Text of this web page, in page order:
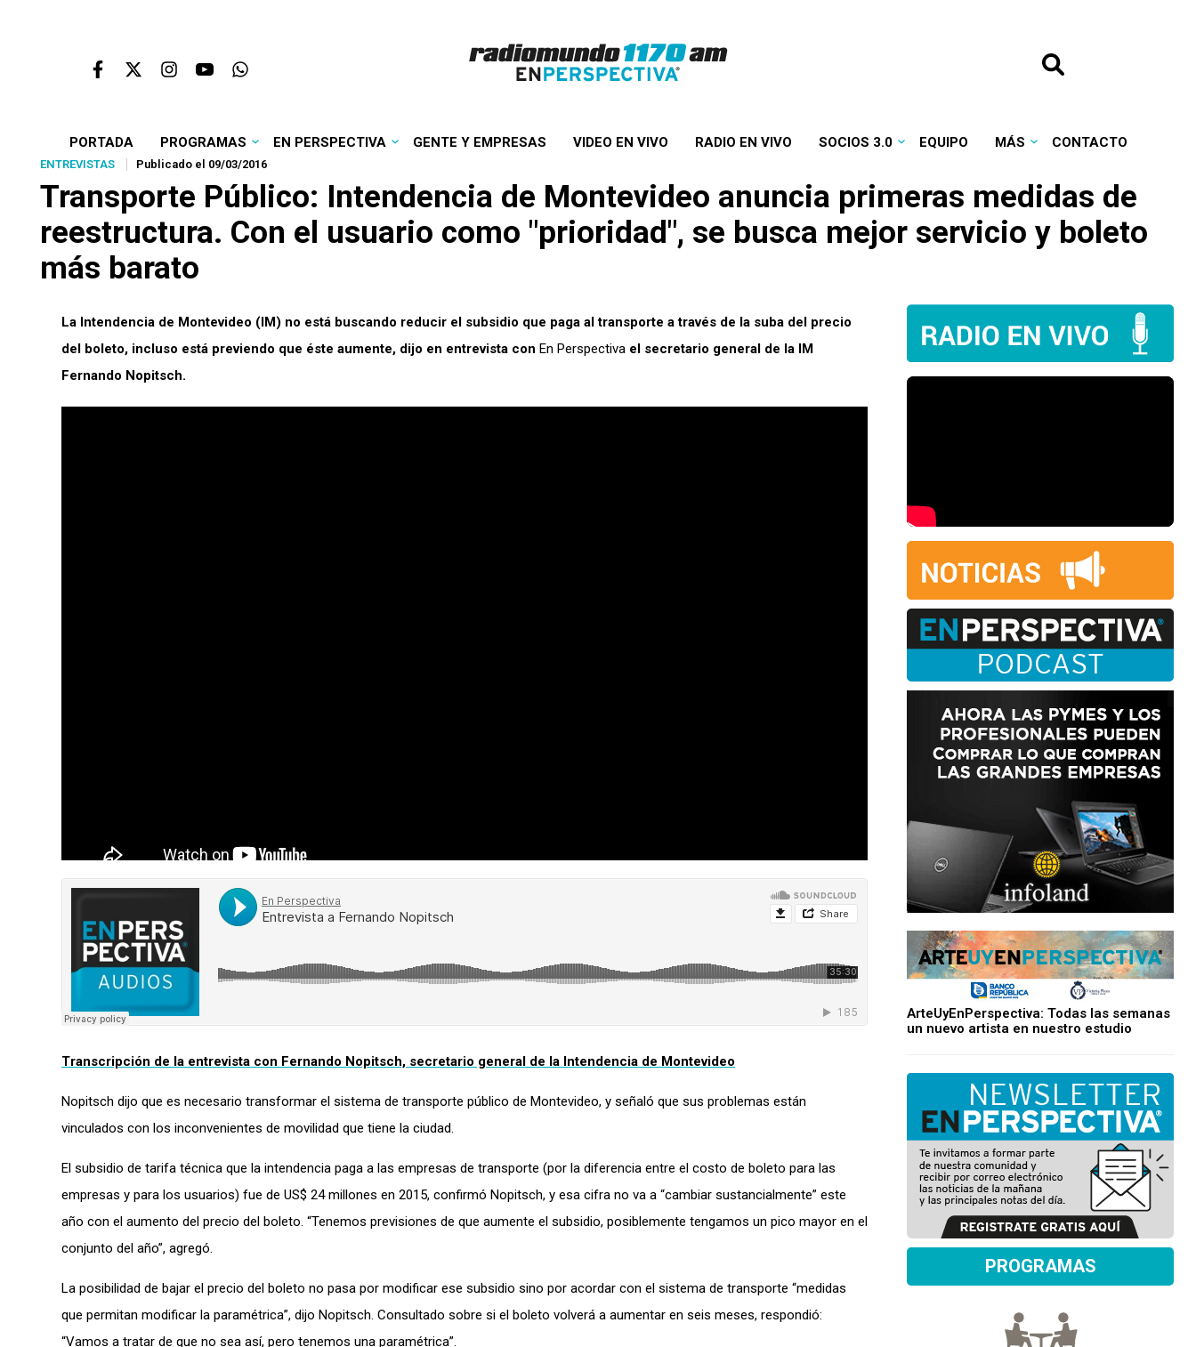
PORTADA PROGRAMAS EN PERSPECTIVA GENTE Y EMPRESAS VIDEO EN VIVO RADIO EN VIVO SOCIOS 3.0 EQUIPO MÁS CONTACTO
ENTREVISTAS Publicado el 09/03/2016
Transporte Público: Intendencia de Montevideo anuncia primeras medidas de
reestructura. Con el usuario como "prioridad", se busca mejor servicio y boleto
más barato
La Intendencia de Montevideo (IM) no está buscando reducir el subsidio que paga al transporte a través de la suba del precio
del boleto, incluso está previendo que éste aumente, dijo en entrevista con En Perspectiva el secretario general de la IM
Fernando Nopitsch.
Transcripción de la entrevista con Fernando Nopitsch, secretario general de la Intendencia de Montevideo
Nopitsch dijo que es necesario transformar el sistema de transporte público de Montevideo, y señaló que sus problemas están
vinculados con los inconvenientes de movilidad que tiene la ciudad.
El subsidio de tarifa técnica que la intendencia paga a las empresas de transporte (por la diferencia entre el costo de boleto para las
empresas y para los usuarios) fue de US$ 24 millones en 2015, confirmó Nopitsch, y esa cifra no va a “cambiar sustancialmente” este
año con el aumento del precio del boleto. “Tenemos previsiones de que aumente el subsidio, posiblemente tengamos un pico mayor en el
conjunto del año”, agregó.
La posibilidad de bajar el precio del boleto no pasa por modificar ese subsidio sino por acordar con el sistema de transporte “medidas
que permitan modificar la paramétrica”, dijo Nopitsch. Consultado sobre si el boleto volverá a aumentar en seis meses, respondió:
“Vamos a tratar de que no sea así, pero tenemos una paramétrica”.
ArteUyEnPerspectiva: Todas las semanas
un nuevo artista en nuestro estudio
PROGRAMAS